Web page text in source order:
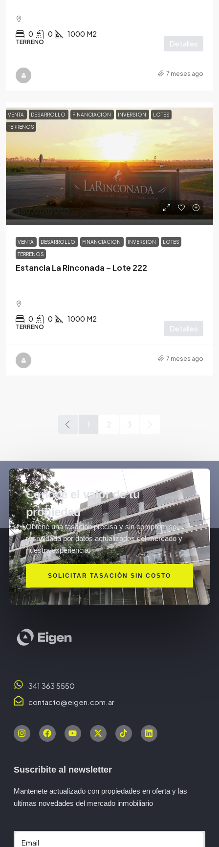
0 0 1000 M2
TERRENO Detalles
7 meses ago
VENTA DESARROLLO FINANCIACION INVERSION LOTES
TERRENOS
$80,000/USD
VENTA DESARROLLO FINANCIACION INVERSION LOTES
TERRENOS
Estancia La Rinconada – Lote 222
0 0 1000 M2
TERRENO Detalles
7 meses ago
1 2 3
Conocé el valor de tu
propiedad
Obtené una tasación precisa y sin compromiso,
respaldada por datos actualizados del mercado y
nuestra experiencia.
SOLICITAR TASACIÓN SIN COSTO
341 363 5550
contacto@eigen.com.ar
Suscribite al newsletter
Mantenete actualizado con propiedades en oferta y las
ultimas novedades del mercado inmobiliario